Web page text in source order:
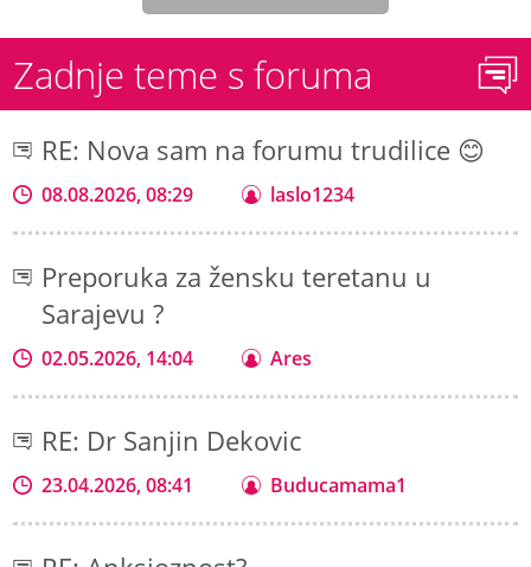
Zadnje teme s foruma
RE: Nova sam na forumu trudilice 😊
08.08.2026, 08:29 laslo1234
Preporuka za žensku teretanu u
Sarajevu ?
02.05.2026, 14:04 Ares
RE: Dr Sanjin Dekovic
23.04.2026, 08:41 Buducamama1